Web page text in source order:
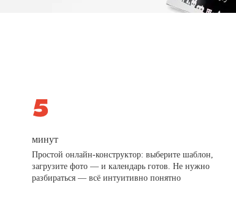
минут
Простой онлайн-конструктор: выберите шаблон,
загрузите фото — и календарь готов. Не нужно
разбираться — всё интуитивно понятно